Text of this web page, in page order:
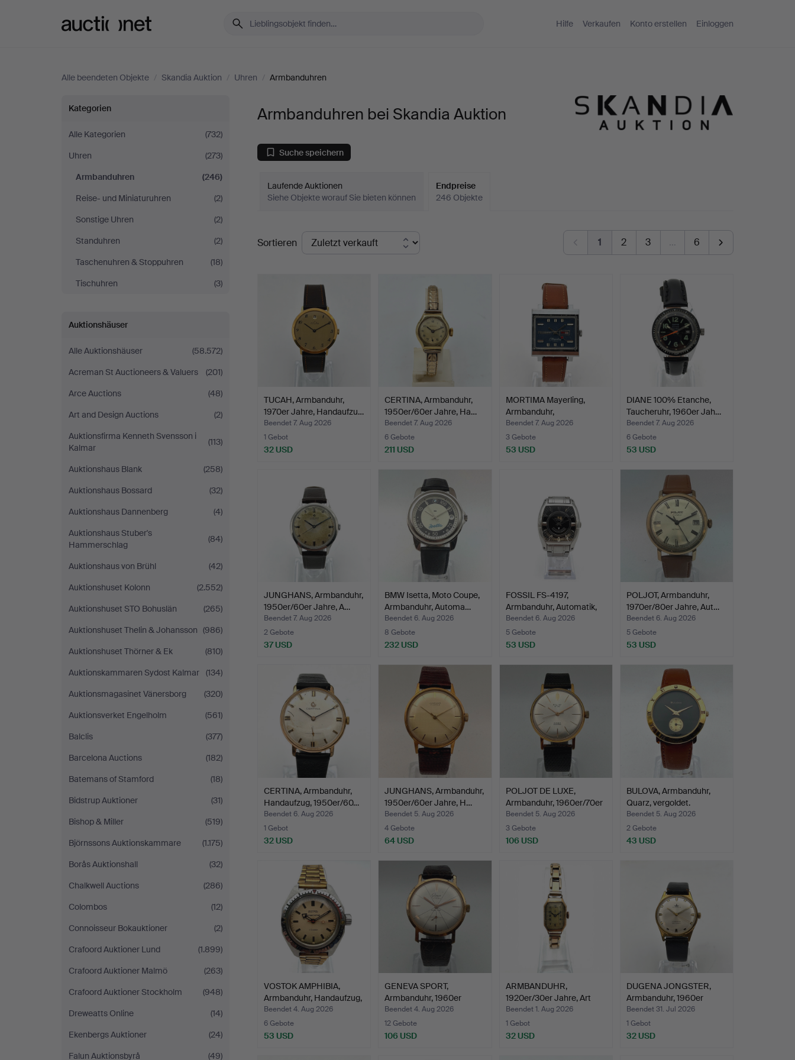
Hilfe Verkaufen Konto erstellen Einloggen
Alle beendeten Objekte / Skandia Auktion / Uhren / Armbanduhren
Armbanduhren
bei
Skandia
Auktion
Kategorien
Alle Kategorien
(732)
Uhren
(273)
Armbanduhren
(246)
Reise- und Miniaturuhren
(2)
Sonstige Uhren
(2)
Standuhren
(2)
Taschenuhren & Stoppuhren
(18)
Tischuhren
(3)
Auktionshäuser
Alle Auktionshäuser
(58.572)
Acreman St Auctioneers & Valuers
(201)
Arce Auctions
(48)
Art and Design Auctions
(2)
Auktionsfirma Kenneth Svensson i
Kalmar
(113)
Auktionshaus Blank
(258)
Auktionshaus Bossard
(32)
Auktionshaus Dannenberg
(4)
Auktionshaus Stuber's
Hammerschlag
(84)
Auktionshaus von Brühl
(42)
Auktionshuset Kolonn
(2.552)
Auktionshuset STO Bohuslän
(265)
Auktionshuset Thelin & Johansson (986)
Auktionshuset Thörner & Ek
(810)
Auktionskammaren Sydost Kalmar
(134)
Auktionsmagasinet Vänersborg
(320)
Auktionsverket Engelholm
(561)
Balclis
(377)
Barcelona Auctions
(182)
Batemans of Stamford
(18)
Bidstrup Auktioner
(31)
Bishop & Miller
(519)
Björnssons Auktionskammare
(1.175)
Borås Auktionshall
(32)
Chalkwell Auctions
(286)
Colombos
(12)
Connoisseur Bokauktioner
(2)
Crafoord Auktioner Lund
(1.899)
Crafoord Auktioner Malmö
(263)
Crafoord Auktioner Stockholm
(948)
Dreweatts Online
(14)
Ekenbergs Auktioner
(24)
Falun Auktionsbyrå
(49)
Armbanduhren bei Skandia Auktion
Suche speichern
Laufende Auktionen
Siehe Objekte worauf Sie bieten können
Endpreise
246 Objekte
Endpreise
Sortieren 1 2 3 … 6
TUCAH, Armbanduhr,
1970er Jahre, Handaufzu…
Beendet 7. Aug 2026
1 Gebot
32 USD
CERTINA, Armbanduhr,
1950er/60er Jahre, Ha…
Beendet 7. Aug 2026
6 Gebote
211 USD
MORTIMA Mayerling,
Armbanduhr,
1960er/70er…
Beendet 7. Aug 2026
3 Gebote
53 USD
DIANE 100% Etanche,
Taucheruhr, 1960er Jah…
Beendet 7. Aug 2026
6 Gebote
53 USD
JUNGHANS, Armbanduhr,
1950er/60er Jahre, A…
Beendet 7. Aug 2026
2 Gebote
37 USD
BMW Isetta, Moto Coupe,
Armbanduhr, Automa…
Beendet 6. Aug 2026
8 Gebote
232 USD
FOSSIL FS-4197,
Armbanduhr, Automatik,
Sta…
Beendet 6. Aug 2026
5 Gebote
53 USD
POLJOT, Armbanduhr,
1970er/80er Jahre, Aut…
Beendet 6. Aug 2026
5 Gebote
53 USD
CERTINA, Armbanduhr,
Handaufzug, 1950er/60…
Beendet 6. Aug 2026
1 Gebot
32 USD
JUNGHANS, Armbanduhr,
1950er/60er Jahre, H…
Beendet 5. Aug 2026
4 Gebote
64 USD
POLJOT DE LUXE,
Armbanduhr, 1960er/70er
Ja…
Beendet 5. Aug 2026
3 Gebote
106 USD
BULOVA, Armbanduhr,
Quarz, vergoldet.
Beendet 5. Aug 2026
2 Gebote
43 USD
VOSTOK AMPHIBIA,
Armbanduhr, Handaufzug,
S…
Beendet 4. Aug 2026
6 Gebote
53 USD
GENEVA SPORT,
Armbanduhr, 1960er
Jahre, Ha…
Beendet 4. Aug 2026
12 Gebote
106 USD
ARMBANDUHR,
1920er/30er Jahre, Art
déco, H…
Beendet 1. Aug 2026
1 Gebot
32 USD
DUGENA JONGSTER,
Armbanduhr, 1960er
Jahre,…
Beendet 31. Jul 2026
1 Gebot
32 USD